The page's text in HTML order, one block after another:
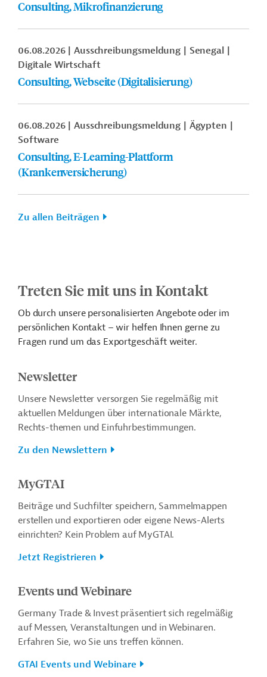
Consulting, Mikrofinanzierung
06.08.2026 Ausschreibungsmeldung
Senegal
Digitale Wirtschaft
Consulting, Webseite (Digitalisierung)
06.08.2026 Ausschreibungsmeldung
Ägypten
Software
Consulting, E-Learning-Plattform
(Krankenversicherung)
Zu allen Beiträgen
Treten Sie mit uns in Kontakt
Ob durch unsere personalisierten Angebote oder im
persönlichen Kontakt – wir helfen Ihnen gerne zu
Fragen rund um das Exportgeschäft weiter.
Newsletter
Unsere Newsletter versorgen Sie regelmäßig mit
aktuellen Meldungen über internationale Märkte,
Rechts-themen und Einfuhrbestimmungen.
Zu den Newslettern
MyGTAI
Beiträge und Suchfilter speichern, Sammelmappen
erstellen und exportieren oder eigene News-Alerts
einrichten? Kein Problem auf MyGTAI.
Jetzt Registrieren
Events und Webinare
Germany Trade & Invest präsentiert sich regelmäßig
auf Messen, Veranstaltungen und in Webinaren.
Erfahren Sie, wo Sie uns treffen können.
GTAI Events und Webinare